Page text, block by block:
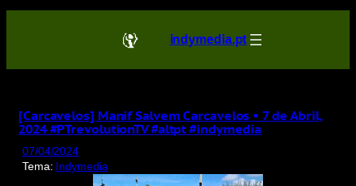
Saltar
conteúdo
indymedia.pt
[Carcavelos] Manif Salvem Carcavelos • 7 de Abril,
2024 #PTrevolutionTV #altpt #indymedia
07/04/2024
Tema: Indymedia